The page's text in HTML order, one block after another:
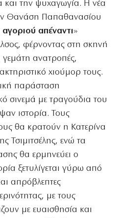
και την ψυχαγωγία. Η νέα
Θανάση Παπαθανασίου
απέναντι»
φέρνοντας στη σκηνή
ανατροπές,
χιούμορ τους.
παράσταση
σινεμά με τραγούδια του
ιστορία. Τους
θα κρατούν η Κατερίνα
Τσιμιτσέλης, ενώ τα
θα ερμηνεύει ο
ξετυλίγεται γύρω από
απρόβλεπτες
με τους
με ευαισθησία και